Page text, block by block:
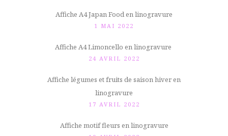
Affiche A4 Japan Food en linogravure
1 MAI 2022
Affiche A4 Limoncello en linogravure
24 AVRIL 2022
Affiche légumes et fruits de saison hiver en
linogravure
17 AVRIL 2022
Affiche motif fleurs en linogravure